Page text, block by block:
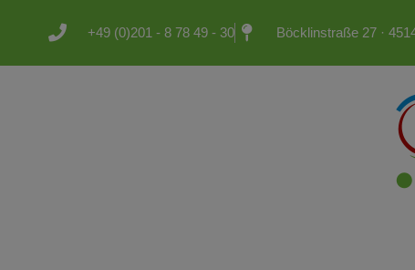
+49 (0)201 - 8 78 49 - 30 Böcklinstraße 27 ·